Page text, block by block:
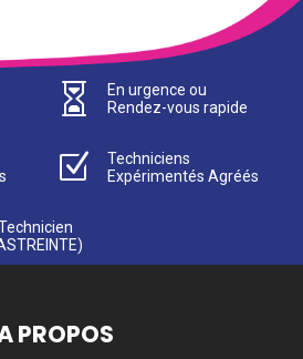

En urgence ou
Rendez-vous rapide
Z
Techniciens
Expérimentés Agréés
PROPOS